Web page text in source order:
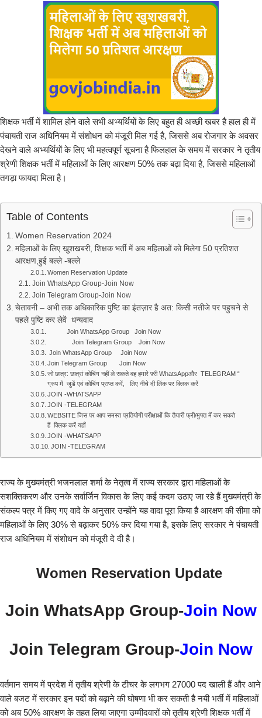
शिक्षक भर्ती में शामिल होने वाले सभी अभ्यर्थियों के लिए बहुत ही अच्छी खबर है हाल ही में
पंचायती राज अधिनियम में संशोधन को मंजूरी मिल गई है, जिससे अब रोजगार के अवसर
देखने वाले अभ्यर्थियों के लिए भी महत्वपूर्ण सूचना है फिलहाल के समय में सरकार ने तृतीय
श्रेणी शिक्षक भर्ती में महिलाओं के लिए आरक्षण 50% तक बढ़ा दिया है, जिससे महिलाओं
तगड़ा फायदा मिला है।
Table of Contents
Women Reservation 2024
महिलाओं के लिए खुशखबरी, शिक्षक भर्ती में अब महिलाओं को मिलेगा 50 प्रतिशत
आरक्षण,हुई बल्ले -बल्ले
Women Reservation Update
Join WhatsApp Group-Join Now
Join Telegram Group-Join Now
चेतावनी – अभी तक अधिकारिक पुष्टि का इंतज़ार है अत: किसी नतीजे पर पहुचने से
पहले पुष्टि कर लेवें धन्यवाद
Join WhatsApp Group Join Now
Join Telegram Group Join Now
Join WhatsApp Group Join Now
Join Telegram Group Join Now
जो छात्र: छात्रां कोचिंग नहीं ले सकते वह हमारे फ़्री WhatsAppऔर TELEGRAM “
ग्रुप में जुडें एवं कोचिंग प्राप्त करें, लिए नीचे दी लिंक पर क्लिक करें
JOIN -WHATSAPP
JOIN -TELEGRAM
WEBSITE जिस पर आप समस्त प्रतियोगी परीक्षाओं कि तैयारी फ्री/मुफ्त में कर सकते
हैं क्लिक करें यहाँ
JOIN -WHATSAPP
JOIN -TELEGRAM
राज्य के मुख्यमंत्री भजनलाल शर्मा के नेतृत्व में राज्य सरकार द्वारा महिलाओं के
सशक्तिकरण और उनके सर्वार्जिन विकास के लिए कई कदम उठाए जा रहे हैं मुख्यमंत्री के
संकल्प पत्र में किए गए वादे के अनुसार उन्होंने यह वादा पूरा किया है आरक्षण की सीमा को
महिलाओं के लिए 30% से बढ़ाकर 50% कर दिया गया है, इसके लिए सरकार ने पंचायती
राज अधिनियम में संशोधन को मंजूरी दे दी है।
Women Reservation Update
Join WhatsApp Group-Join Now
Join Telegram Group-Join Now
वर्तमान समय में प्रदेश में तृतीय श्रेणी के टीचर के लगभग 27000 पद खाली हैं और आने
वाले बजट में सरकार इन पदों को बढ़ाने की घोषणा भी कर सकती है नयी भर्ती में महिलाओं
को अब 50% आरक्षण के तहत लिया जाएगा उम्मीदवारों को तृतीय श्रेणी शिक्षक भर्ती में